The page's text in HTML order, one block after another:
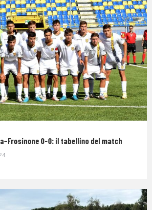
Frosinone 0-0: il tabellino del match